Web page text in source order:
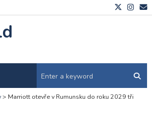
> Marriott otevře v Rumunsku do roku 2029 tři